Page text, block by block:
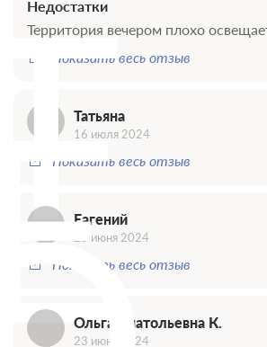
Недостатки
Территория вечером плохо
Показать весь отзыв
Татьяна
16 июля 2024
Показать весь отзыв
Еагений
25 июня 2024
Показать весь отзыв
Ольга Анатольевна К.
23 июня 2024